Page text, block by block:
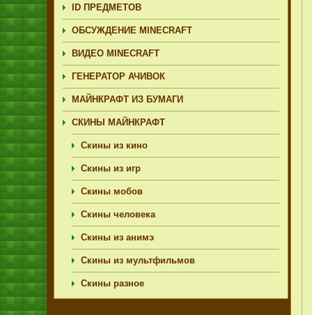
ID ПРЕДМЕТОВ
ОБСУЖДЕНИЕ MINECRAFT
ВИДЕО MINECRAFT
ГЕНЕРАТОР АЧИВОК
МАЙНКРАФТ ИЗ БУМАГИ
СКИНЫ МАЙНКРАФТ
Скины из кино
Скины из игр
Скины мобов
Скины человека
Скины из анимэ
Скины из мультфильмов
Скины разное